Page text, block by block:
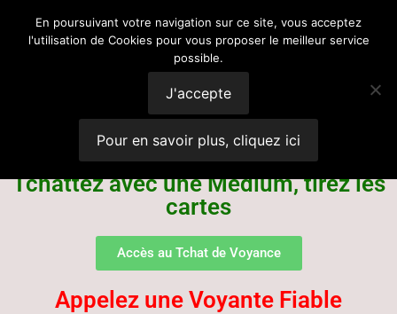
Voyance
Suisse
Tchattez avec une Médium, tirez les
cartes
Accès au Tchat de Voyance
Appelez une Voyante Fiable
En poursuivant votre navigation sur ce site, vous acceptez
l'utilisation de Cookies pour vous proposer le meilleur service
possible.
J'accepte
Pour en savoir plus, cliquez ici